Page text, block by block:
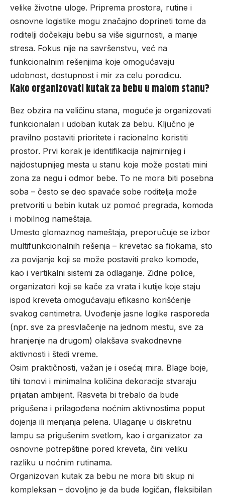
velike životne uloge. Priprema prostora, rutine i
osnovne logistike mogu značajno doprineti tome da
roditelji dočekaju bebu sa više sigurnosti, a manje
stresa. Fokus nije na savršenstvu, već na
funkcionalnim rešenjima koje omogućavaju
udobnost, dostupnost i mir za celu porodicu.
Kako organizovati kutak za bebu u malom stanu?
Bez obzira na veličinu stana, moguće je organizovati
funkcionalan i udoban kutak za bebu. Ključno je
pravilno postaviti prioritete i racionalno koristiti
prostor. Prvi korak je identifikacija najmirnijeg i
najdostupnijeg mesta u stanu koje može postati mini
zona za negu i odmor bebe. To ne mora biti posebna
soba – često se deo spavaće sobe roditelja može
pretvoriti u bebin kutak uz pomoć pregrada, komoda
i mobilnog nameštaja.
Umesto glomaznog nameštaja, preporučuje se izbor
multifunkcionalnih rešenja – krevetac sa fiokama, sto
za povijanje koji se može postaviti preko komode,
kao i vertikalni sistemi za odlaganje. Zidne police,
organizatori koji se kače za vrata i kutije koje staju
ispod kreveta omogućavaju efikasno korišćenje
svakog centimetra. Uvođenje jasne logike rasporeda
(npr. sve za presvlačenje na jednom mestu, sve za
hranjenje na drugom) olakšava svakodnevne
aktivnosti i štedi vreme.
Osim praktičnosti, važan je i osećaj mira. Blage boje,
tihi tonovi i minimalna količina dekoracije stvaraju
prijatan ambijent. Rasveta bi trebalo da bude
prigušena i prilagođena noćnim aktivnostima poput
dojenja ili menjanja pelena. Ulaganje u diskretnu
lampu sa prigušenim svetlom, kao i organizator za
osnovne potrepštine pored kreveta, čini veliku
razliku u noćnim rutinama.
Organizovan kutak za bebu ne mora biti skup ni
kompleksan – dovoljno je da bude logičan, fleksibilan